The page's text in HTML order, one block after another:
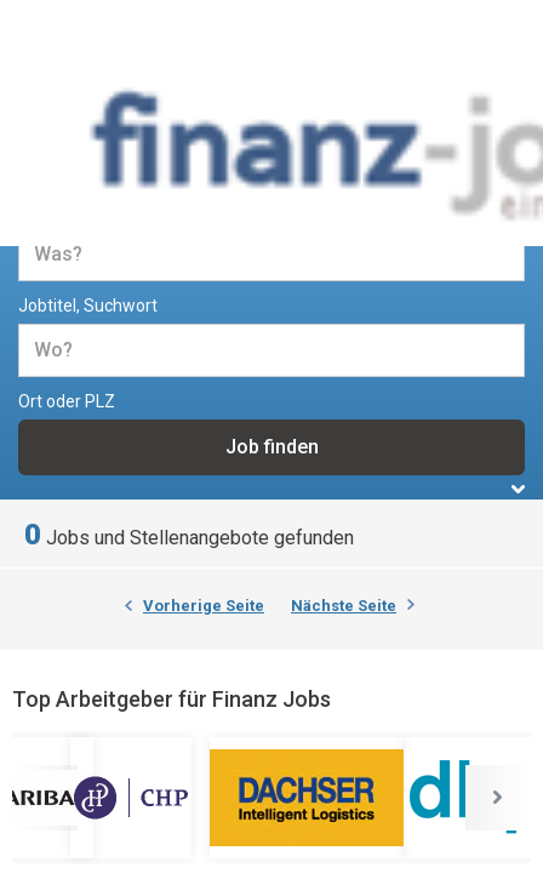
Jobs und Stellenangebote im
Bereich Finanzen
Jobtitel, Suchwort
Ort oder PLZ
0 Jobs und Stellenangebote gefunden
Vorherige Seite Nächste Seite
Top Arbeitgeber für Finanz Jobs